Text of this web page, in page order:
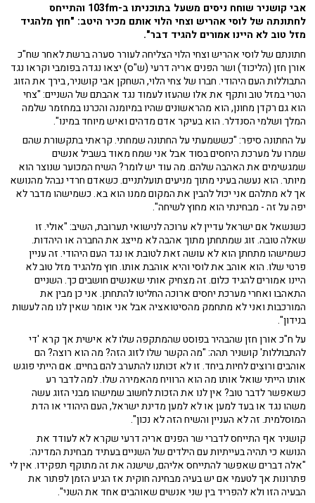
אבי קושניר שוחח ניסים משעל בתוכניתו ב-103fm והתייחס
לחתונתה של לוסי אהריש וצחי הלוי אותם מכיר היטב: "חוץ מלהגיד
מזל טוב לא היינו אמורים להגיד דבר".
חתונתם של לוסי אהריש וצחי הלוי הצליחה לעורר סערה ברשת לאחר שח"כ
אורן חזן (הליכוד) ושר הפנים אריה דרעי (ש"ס) יצאו נגדה בפומבי וקראו נגד
התבוללות העם היהודי. חברו של צחי הלוי, השחקן אבי קושניר, בירך את הזוג
הטרי במזל טוב ותקף את אלו שהעזו לעמוד נגד אהבתם של השניים: "צחי
הוא גם רקדן מחונן, הוא מהראשונים שהיו במיומנה והכרנו במחזמר שלמה
המלך ושלמי הסנדלר. הוא בעיקר אדם מדהים ואיש מיוחד במינו".
על החתונה סיפר: "כששמעתי על החתונה שמחתי. קראתי בתקשורת שהם
שמרו על מערכת היחסים בסוד אבל אני שמח מאוד בשביל אנשים
שמגשימים את האהבה שלהם. מה עוד יש לומר? השיח המכוער שנוצר הוא
מיותר. הוא נעשה בעיני מתוך מניעים תועלתניים. כשאדם חרדי נבהל מהנושא
אך לא מתלהם אני יכול להבין את המקום ממנו הוא בא. כשמישהו מדבר לא
יפה על זה - מבחינתי הוא מחוץ לשיחה".
כשנשאל אם ישראל עדיין לא ערוכה לנישואי תערובת, השיב: "אולי. זו
שאלה טובה. זוג שמתחתן מתוך אהבה לא מייצג את החברה או היהדות.
כשמישהו מתחתן הוא לא עושה זאת לטובת או נגד העם היהודי. זה עניין
פרטי שלו. הוא אוהב את לוסי והיא אוהבת אותו. חוץ מלהגיד מזל טוב לא
היינו אמורים להגיד כלום. זה מצחיק אותי שאנשים חושבים כך. השניים
התאהבו ואחרי מערכת יחסים ארוכה החליטו להתחתן. אני כן מבין את
המורכבות ואני לא מתחמק מהסיטואציה אבל אני אומר שאין לנו מה לעשות
בנידון".
על ח"כ אורן חזן שהבהיר בפוסט שהמתקפה שלו לא אישית אך קרא 'די
להתבוללות' קושניר תהה: "מה הקשר שלו לזוג הזה? מה הוא רוצה? הם
אוהבים ורוצים לחיות ביחד. זו לא זכותנו להתערב להם בחיים. אם הייתי פוגש
אותו הייתי שואל אותו מה הוא הרוויח מהאמירה שלו. למה לדבר רע
כשאפשר לדבר טוב? אין לנו את הזכות לחשוב שמישהו מבני הזוג עשה
משהו נגד או בעד למען או לא למען מדינת ישראל, העם היהודי או הדת
המוסלמית. זה לא העניין והשיח הזה לא נכון".
קושניר אף התייחס לדברי שר הפנים אריה דרעי שקרא לא לעודד את
הנושא כי תהיה בעייתיות עם הילדים של השניים בעתיד מבחינת המדינה:
"אלה דברים שאפשר להתייחס אליהם, שישנה את זה מתוקף תפקידו. אין לי
פתרונות אך לטעמי אם יש בעיה מבחינה חוקית אז הגיע הזמן לפתור את
הבעיה הזו ולא להפריד בין שני אנשים שאוהבים אחד את השני".